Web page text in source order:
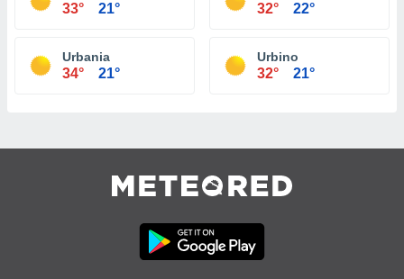
33° 21° 32° 22°
Urbania
34° 21°
Urbino
32° 21°